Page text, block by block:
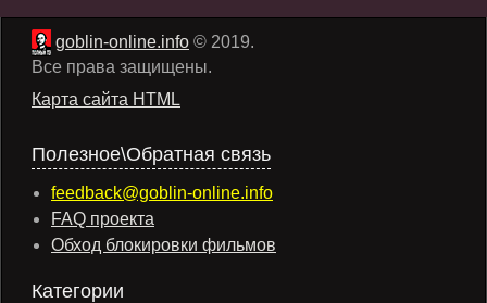
goblin-online.info © 2019.
Все права защищены.
Карта сайта HTML
Полезное\Обратная связь
feedback@goblin-online.info
FAQ проекта
Обход блокировки фильмов
Категории